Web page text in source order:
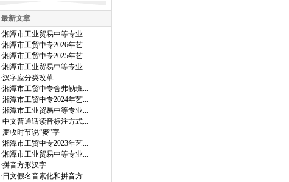
最新文章
·湘潭市工业贸易中等专业...
·湘潭市工贸中专2026年艺...
·湘潭市工贸中专2025年艺...
·湘潭市工业贸易中等专业...
·汉字应分类改革
·湘潭市工贸中专舍弗勒班...
·湘潭市工贸中专2024年艺...
·湘潭市工业贸易中等专业...
·中文普通话读音标注方式...
·麦收时节说“麥”字
·湘潭市工贸中专2023年艺...
·湘潭市工业贸易中等专业...
·拼音方形汉字
· 日文假名音素化和拼音方...